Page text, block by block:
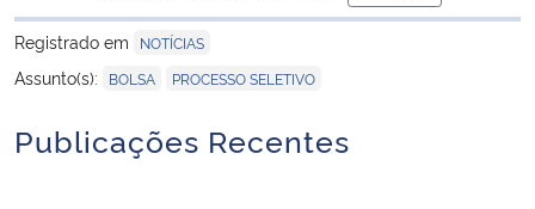
Ministério da Mulher, da Família e dos Direitos Humanos
Secretaria-Geral
para área de
Registrado em
NOTÍCIAS
Assunto(s): BOLSA PROCESSO SELETIVO
Publicações Recentes